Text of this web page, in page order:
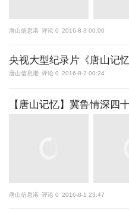
唐山信息港 评论 0 2016-8-3 00:00
央视大型纪录片《唐山记
唐山信息港 评论 0 2016-8-2 00:24
【唐山记忆】冀鲁情深四
唐山信息港 评论 0 2016-8-1 23:47